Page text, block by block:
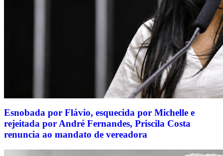
Esnobada por Flávio, esquecida por Michelle e
rejeitada por André Fernandes, Priscila Costa
renuncia ao mandato de vereadora